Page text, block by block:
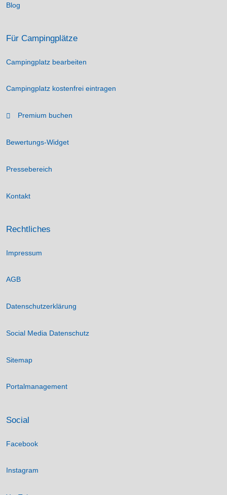
Blog
Für Campingplätze
Campingplatz bearbeiten
Campingplatz kostenfrei eintragen
Premium buchen
Bewertungs-Widget
Pressebereich
Kontakt
Rechtliches
Impressum
AGB
Datenschutzerklärung
Social Media Datenschutz
Sitemap
Portalmanagement
Social
Facebook
Instagram